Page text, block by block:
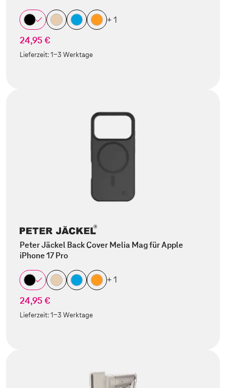
+ 1
24,95 €
Lieferzeit:1-3 Werktage
Peter Jäckel Back Cover Melia Mag für Apple
iPhone 17 Pro
+ 1
24,95 €
Lieferzeit:1-3 Werktage